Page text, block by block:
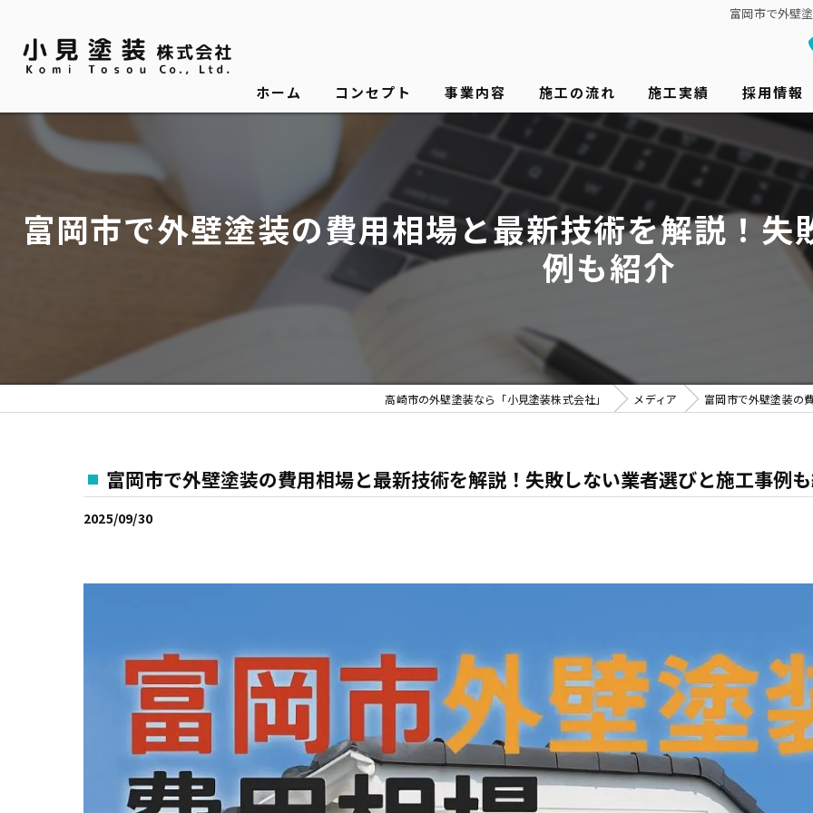
富岡市で外壁
ホーム コンセプト 事業内容 施工の流れ 施工実績 採用情報
富岡市で外壁塗装の費用相場と最新技術を解説！
例も紹介
高崎市の外壁塗装なら「小見塗装株式会社」 メディア 富岡市で外壁塗装の
富岡市で外壁塗装の費用相場と最新技術を解説！失敗しない業者選びと施工事例
2025/09/30